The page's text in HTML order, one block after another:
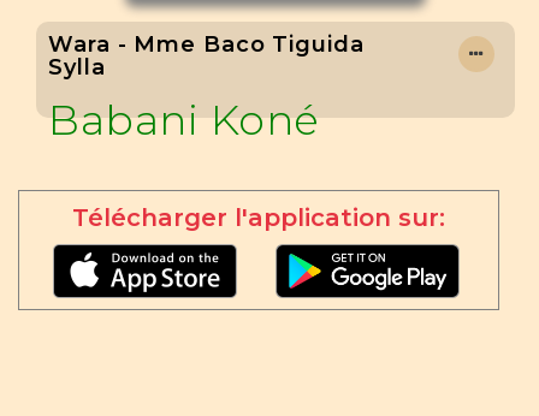
Wara - Mme Baco Tiguida
Sylla
Babani Koné
Télécharger l'application sur: